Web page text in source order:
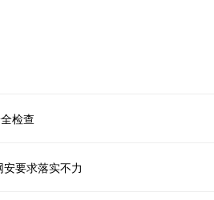
检查
要求落实不力